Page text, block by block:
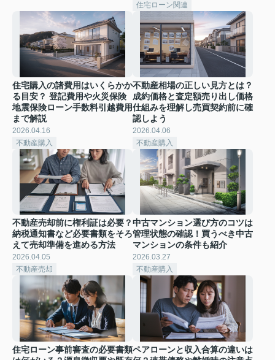
住宅ローン関連
住宅購入の諸費用はいくらかか
る目安？ 登記費用や火災保険
地震保険ローン手数料引越費用
まで解説
2026.04.16
不動産購入
不動産相場の正しい見方とは？
成約価格と査定額売り出し価格
仕組みを理解し売買契約前に確
認しよう
2026.04.06
不動産購入
不動産売却前に権利証は必要？
納税通知書など必要書類をそろ
えて売却準備を進める方法
2026.04.05
不動産売却
中古マンション選び方のコツは
管理状態の確認！買うべき中古
マンションの条件も紹介
2026.03.27
不動産購入
住宅ローン事前審査の必要書類ペアローンと収入合算の違いは